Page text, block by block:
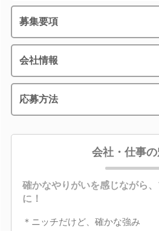
募集要項
会社情報
応募方法
会社・仕事の
確かなやりがいを感じながら
に！
＊ニッチだけど、確かな強み